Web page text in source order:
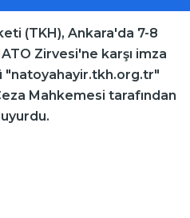
(TKH), Ankara'da 7-8
Zirvesi'ne karşı imza
"natoyahayir.tkh.org.tr"
Mahkemesi tarafından